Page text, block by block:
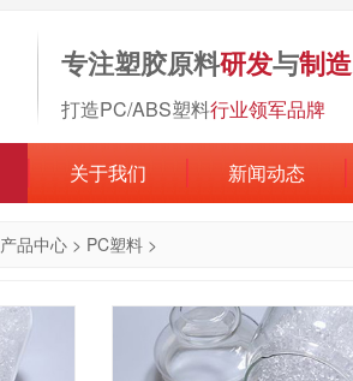
专注塑胶原料研发与制造
打造PC/ABS塑料行业领军品牌
关于我们 新闻动态
产品中心 > PC塑料 >